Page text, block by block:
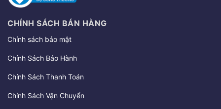
CHÍNH SÁCH BÁN HÀNG
Chính sách bảo mật
Chính Sách Bảo Hành
Chính Sách Thanh Toán
Chính Sách Vận Chuyển